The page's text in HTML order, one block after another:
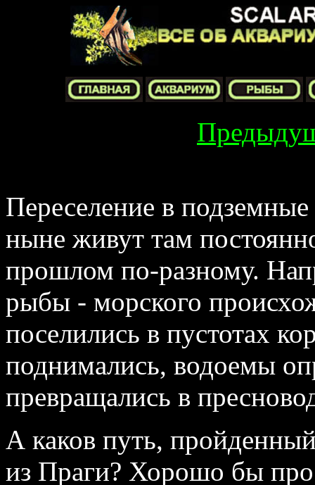
Переселение в
ныне живут там
прошлом по‑разному.
рыбы - морского
поселились в пустотах
поднимались, водоемы
превращались в
А каков путь,
из Праги? Хорошо бы